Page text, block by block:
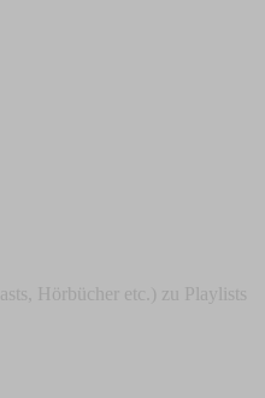
Hörbücher etc.) zu Playlists